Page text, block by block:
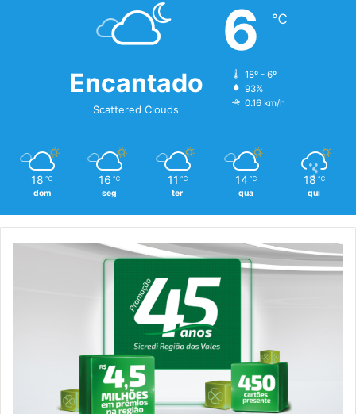
Encantado
Scattered Clouds
6 ℃
18º - 6º
93%
0.16 km/h
18 ℃
dom
16 ℃
seg
11 ℃
ter
14 ℃
qua
18 ℃
qui